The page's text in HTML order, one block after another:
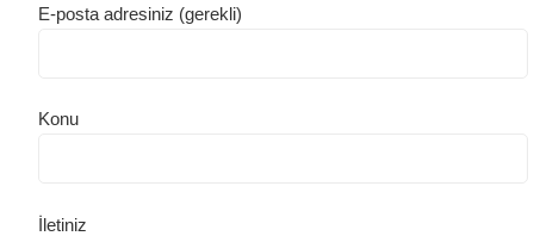
E-posta adresiniz (gerekli)
Konu
İletiniz